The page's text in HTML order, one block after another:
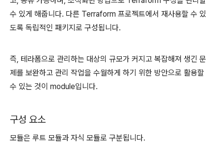
수 있게 해줍니다. 다른 Terraform 프로젝트에서 재사용할 수 있
도록 독립적인 패키지로 구성됩니다.
즉, 테라폼으로 관리하는 대상의 규모가 커지고 복잡해져 생긴 문
제를 보완하고 관리 작업을 수월하게 하기 위한 방안으로 활용할
수 있는 것이 module입니다.
구성 요소
모듈은 루트 모듈과 자식 모듈로 구분됩니다.